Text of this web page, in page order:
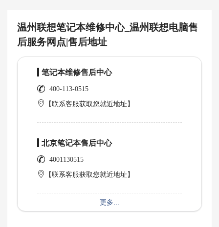
温州联想笔记本维修中心_温州联想电脑售
后服务网点|售后地址
笔记本维修售后中心
400-113-0515
【联系客服获取您就近地址】
北京笔记本售后中心
4001130515
【联系客服获取您就近地址】
更多...